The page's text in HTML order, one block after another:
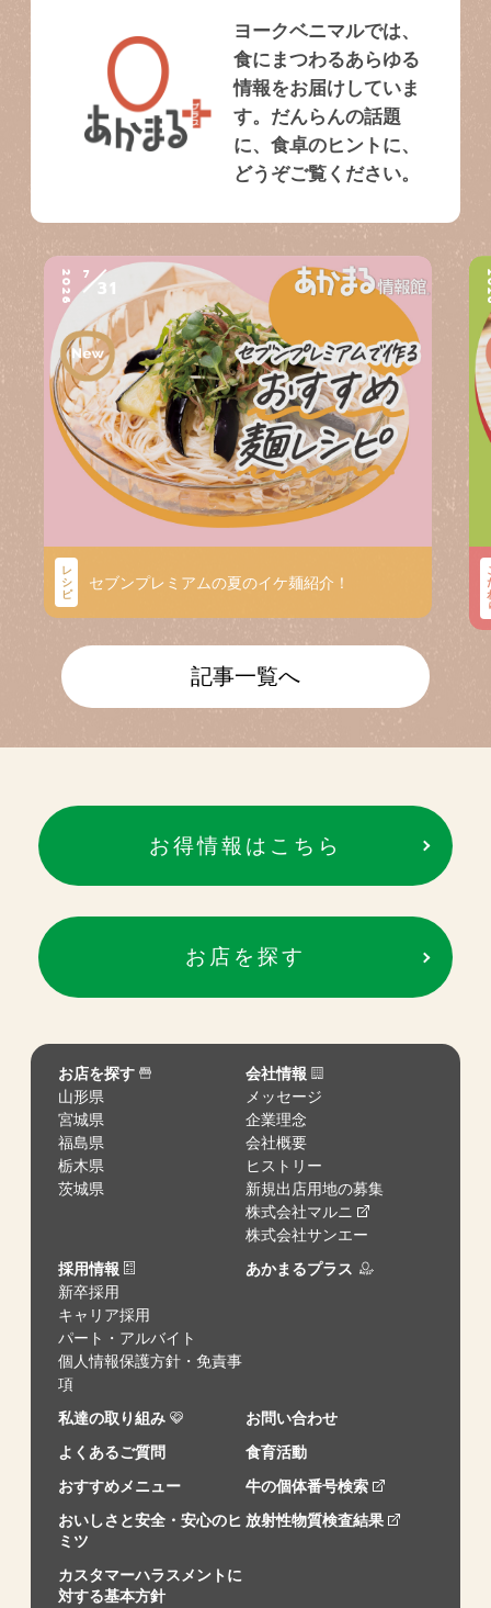
ヨークベニマルでは、
食にまつわるあらゆる
情報をお届けしていま
す。だんらんの話題
に、食卓のヒントに、
どうぞご覧ください。
2026 7
31
レ
シ
ピ
セブンプレミアムの夏のイケ麺紹介！
記事一覧へ
お得情報はこちら
お店を探す
お店を探す
山形県
宮城県
福島県
栃木県
茨城県
会社情報
メッセージ
企業理念
会社概要
ヒストリー
新規出店用地の募集
株式会社マルニ
株式会社サンエー
採用情報
新卒採用
キャリア採用
パート・アルバイト
個人情報保護方針・免責事
項
あかまるプラス
私達の取り組み
お問い合わせ
よくあるご質問
食育活動
おすすめメニュー
牛の個体番号検索
おいしさと安全・安心のヒ
ミツ
放射性物質検査結果
カスタマーハラスメントに
対する基本方針